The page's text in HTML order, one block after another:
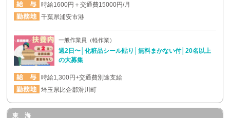
時給1600円＋交通費15000円/月
千葉県浦安市港
一般作業員（軽作業）
週2日〜│化粧品シール貼り│無料まかない付│20名以上
の大募集
時給1,300円+交通費別途支給
埼玉県比企郡滑川町
東 海